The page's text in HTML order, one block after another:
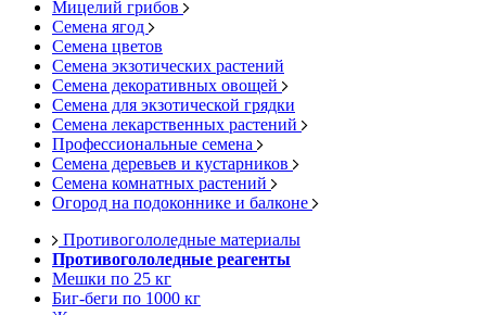
Мицелий грибов
Семена ягод
Семена цветов
Семена экзотических растений
Семена декоративных овощей
Семена для экзотической грядки
Семена лекарственных растений
Профессиональные семена
Семена деревьев и кустарников
Семена комнатных растений
Огород на подоконнике и балконе
Противогололедные материалы
Противогололедные реагенты
Мешки по 25 кг
Биг-беги по 1000 кг